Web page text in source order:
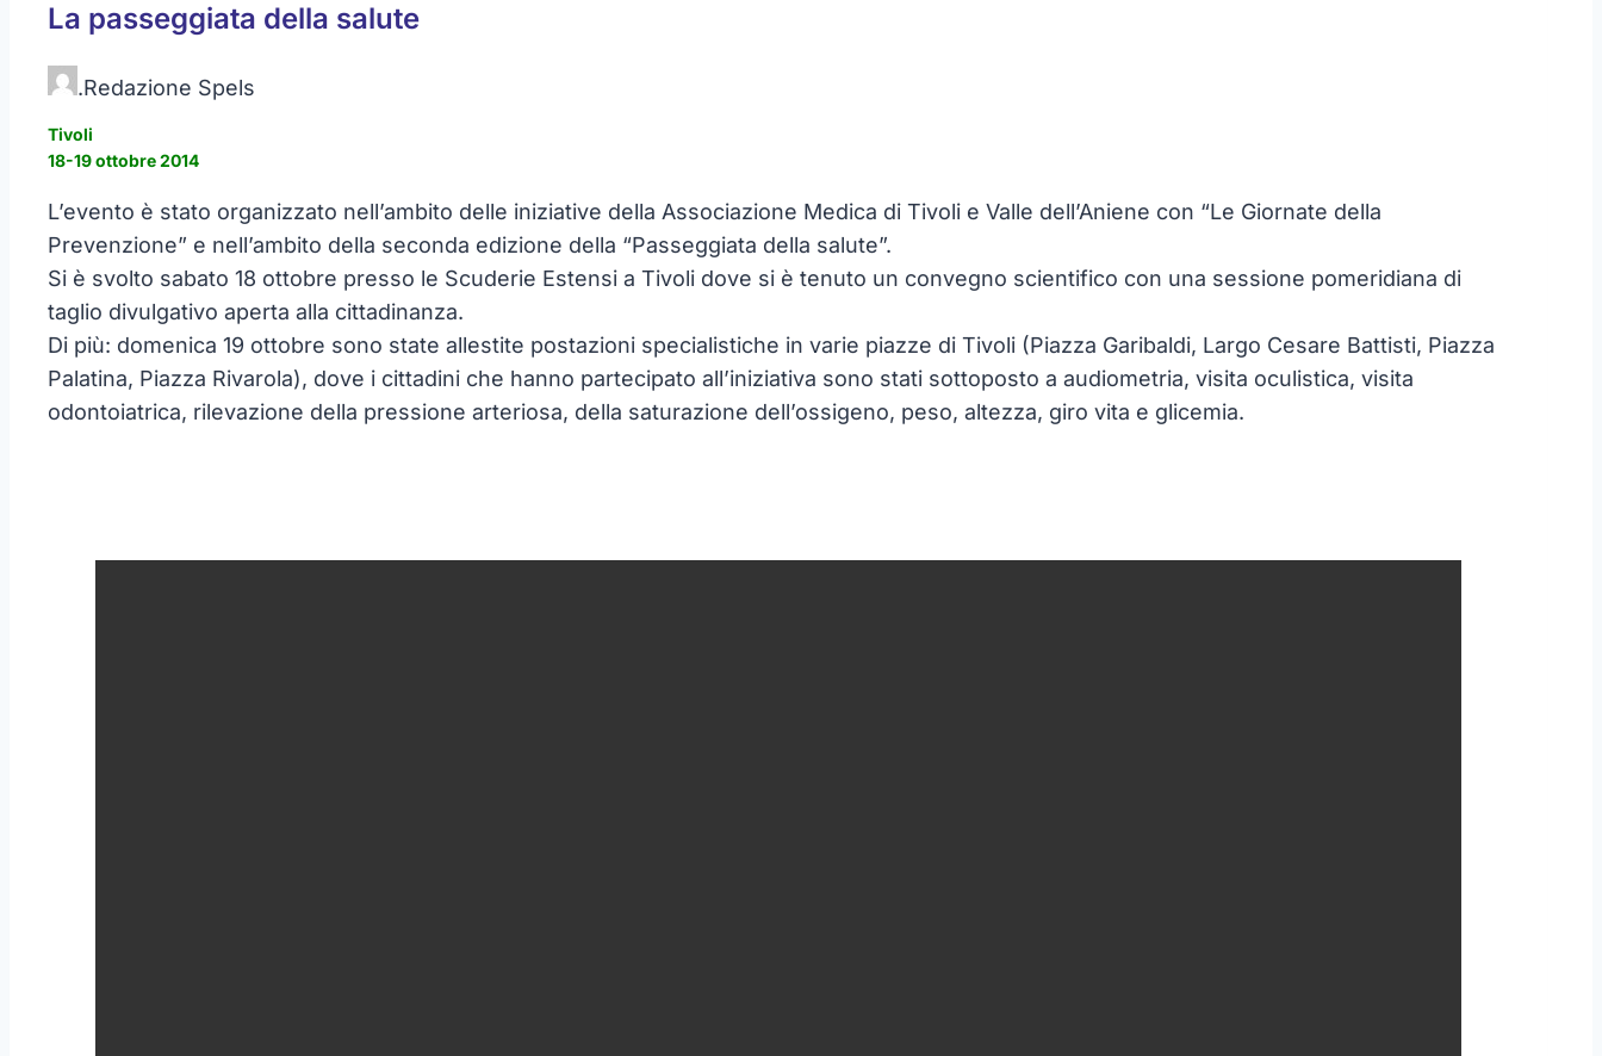
La passeggiata della salute
.Redazione Spels
Tivoli
18-19 ottobre 2014
L’evento è stato organizzato nell’ambito delle iniziative della Associazione Medica di Tivoli e Valle dell’Aniene con “Le Giornate della
Prevenzione” e nell’ambito della seconda edizione della “Passeggiata della salute”.
Si è svolto sabato 18 ottobre presso le Scuderie Estensi a Tivoli dove si è tenuto un convegno scientifico con una sessione pomeridiana di
taglio divulgativo aperta alla cittadinanza.
Di più: domenica 19 ottobre sono state allestite postazioni specialistiche in varie piazze di Tivoli (Piazza Garibaldi, Largo Cesare Battisti, Piazza
Palatina, Piazza Rivarola), dove i cittadini che hanno partecipato all’iniziativa sono stati sottoposto a audiometria, visita oculistica, visita
odontoiatrica, rilevazione della pressione arteriosa, della saturazione dell’ossigeno, peso, altezza, giro vita e glicemia.